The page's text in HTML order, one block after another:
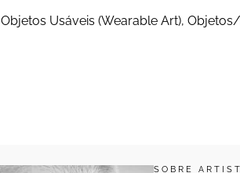
Objetos Usáveis (Wearable Art),
SOBRE